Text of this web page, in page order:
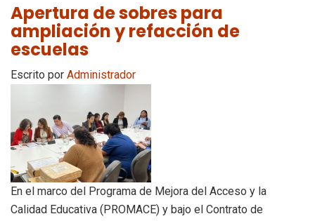
Apertura de sobres para
ampliación y refacción de
escuelas
Escrito por Administrador
En el marco del Programa de Mejora del Acceso y la
Calidad Educativa (PROMACE) y bajo el Contrato de